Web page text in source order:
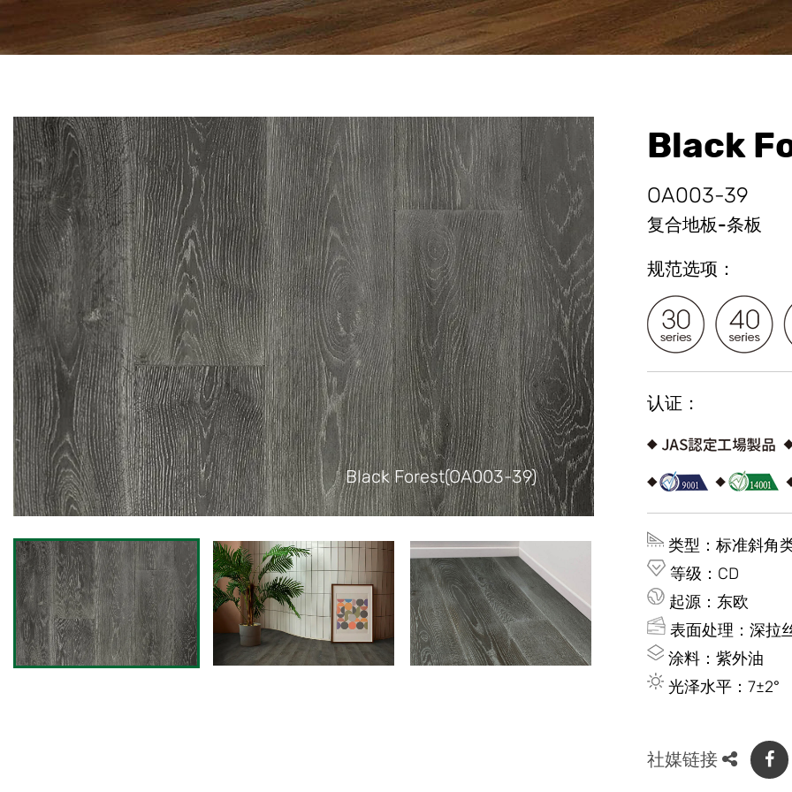
Black Forest(OA003-39)
Black
OA003-39
复合地板-条板
规范选项：
认证：
类型：标准斜角
等级：CD
起源：东欧
表面处理：深拉
涂料：紫外油
光泽水平：7±2°
社媒链接